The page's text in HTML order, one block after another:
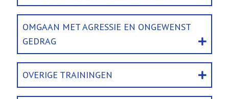
OMGAAN MET AGRESSIE EN ONGEWENST
GEDRAG
OVERIGE TRAININGEN